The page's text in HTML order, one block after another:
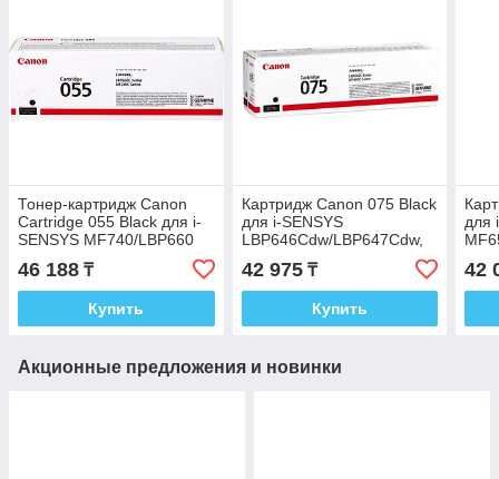
Тонер-картридж Canon
Cartridge 055 Black для i-
SENSYS MF740/LBP660
3016C002
46 188 ₸
Купить
Картридж Canon 075 Black
для i-SENSYS
LBP646Сdw/LBP647Cdw,
MF664Cdw/MF667Cdw
6365C002
42 975₸
Купить
для
42
Акционные предложения и новинки